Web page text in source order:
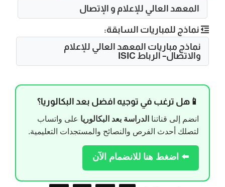
المعهد العالي للإعلام و الإتصال
نماذج للمباريات السابقة:
نماذج مباريات المعهد العالي للإعلام
والاتصال– الرباط ISIC
📱هل ترغب في توجيه افضل بعد البكالوريا؟
انضم إلى قناتنا الدراسة بعد البكالوريا على واتساب
لتصلك أحدث الفرص والنصائح والمستجدات التعليمية.
⬅️ اضغط هنا للانضمام الآن